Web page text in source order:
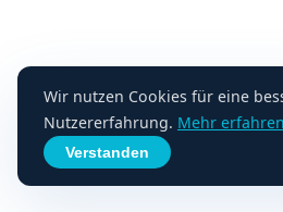
Wir nutzen Cookies für eine
Nutzererfahrung. Mehr erfahren
Verstanden